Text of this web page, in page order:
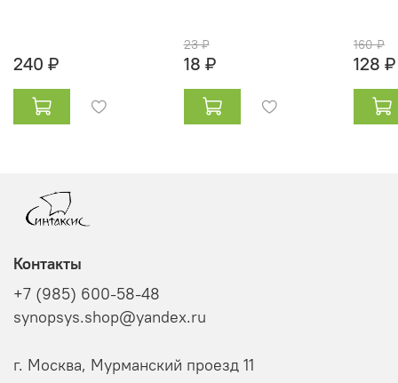
240 ₽
23 ₽
18 ₽
160 ₽
128 ₽
Контакты
+7 (985) 600-58-48
synopsys.shop@yandex.ru
г. Москва, Мурманский проезд 11